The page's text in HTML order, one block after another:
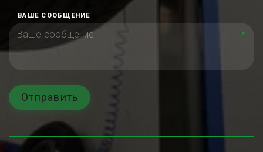
ВАШЕ СООБЩЕНИЕ
*
Отправить